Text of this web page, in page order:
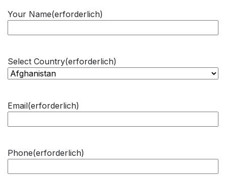
Your Name(erforderlich)
Select Country(erforderlich)
Email(erforderlich)
Phone(erforderlich)